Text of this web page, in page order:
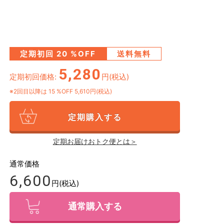
定期初回 20 %OFF 送料無料
定期初回価格: 5,280 円(税込)
※2回目以降は 15 %OFF 5,610円(税込)
定期購入する
定期お届けおトク便とは＞
通常価格
6,600 円(税込)
通常購入する